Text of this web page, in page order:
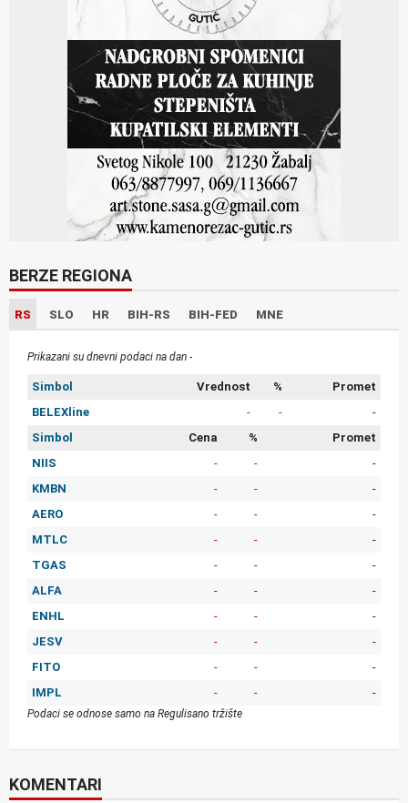
BERZE REGIONA
RS SLO HR BIH-RS BIH-FED MNE
Prikazani su dnevni podaci na dan -
Simbol Vrednost %
Promet
BELEXline
- -
-
Simbol
Cena %
Promet
NIIS
- -
-
KMBN
- -
-
AERO
- -
-
MTLC
- -
-
TGAS
- -
-
ALFA
- -
-
ENHL
- -
-
JESV
- -
-
FITO
- -
-
IMPL
- - -
Podaci se odnose samo na Regulisano tržište
KOMENTARI